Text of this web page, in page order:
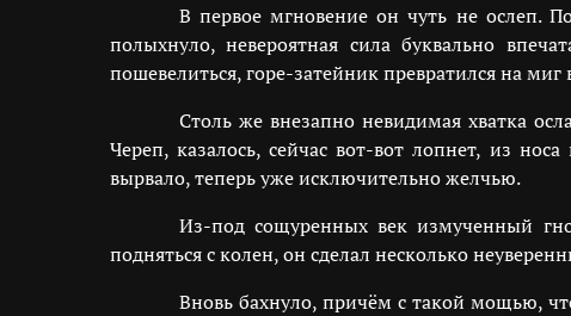
В первое мгновение он чуть не ослеп.
полыхнуло, невероятная сила буквально
пошевелиться, горе-затейник превратился на
Столь же внезапно невидимая хватка
Череп, казалось, сейчас вот-вот лопнет, из
вырвало, теперь уже исключительно желчью.
Из-под сощуренных век измученный
подняться с колен, он сделал несколько
Вновь бахнуло, причём с такой мощью,